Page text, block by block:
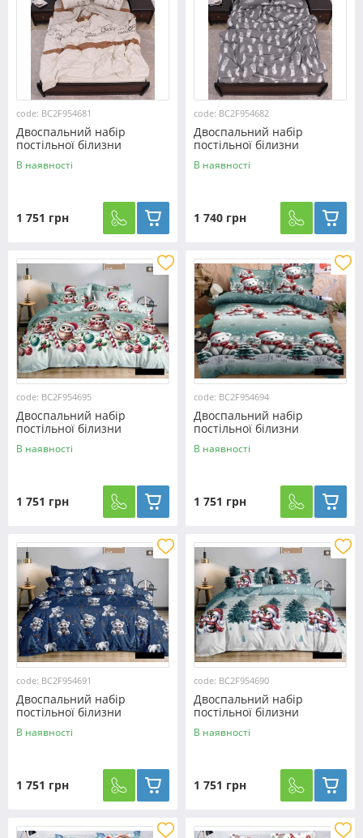
code: BC2F954681
Двоспальний набір
постільної білизни
180*220 з Фланелі
№954681 Черешенка™
В наявності
1 751 грн
code: BC2F954682
Двоспальний набір
постільної білизни
180*220 з Фланелі
№954682 Черешенка™
В наявності
1 740 грн
code: BC2F954695
Двоспальний набір
постільної білизни
180*220 з Фланелі
№954695 Черешенька™
В наявності
1 751 грн
code: BC2F954694
Двоспальний набір
постільної білизни
180*220 з Фланелі
№954694 Черешенька™
В наявності
1 751 грн
code: BC2F954691
Двоспальний набір
постільної білизни
180*220 з Фланелі
№954691 Черешенька™
В наявності
1 751 грн
code: BC2F954690
Двоспальний набір
постільної білизни
180*220 з Фланелі
№954690 Черешенька™
В наявності
1 751 грн